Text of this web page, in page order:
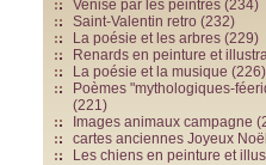
Venise par les peintres (234)
Saint-Valentin retro (232)
La poésie et les arbres (229)
Renards en peinture et
La poésie et la musique (226)
Poèmes "mythologiques-
(221)
Images animaux campagne
cartes anciennes Joyeux Noël
Les chiens en peinture et